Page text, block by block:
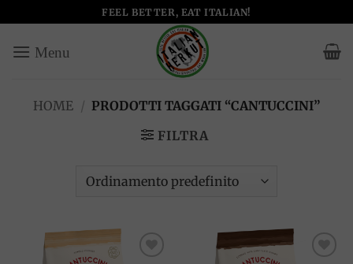
ai
contenuti
FEEL BETTER, EAT ITALIAN!
HOME / PRODOTTI TAGGATI “CANTUCCINI”
FILTRA